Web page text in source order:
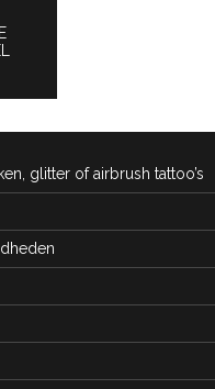
glitter of airbrush tattoo’s